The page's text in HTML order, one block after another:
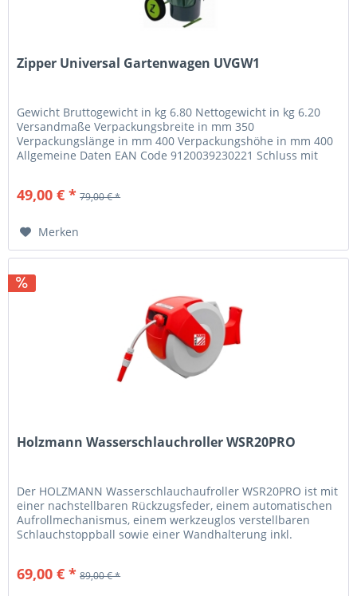
Zipper Universal Gartenwagen UVGW1
Gewicht Bruttogewicht in kg 6.80 Nettogewicht in kg 6.20
Versandmaße Verpackungsbreite in mm 350
Verpackungslänge in mm 400 Verpackungshöhe in mm 400
Allgemeine Daten EAN Code 9120039230221 Schluss mit
49,00 € * 79,00 € *
Merken
Holzmann Wasserschlauchroller WSR20PRO
Der HOLZMANN Wasserschlauchaufroller WSR20PRO ist mit
einer nachstellbaren Rückzugsfeder, einem automatischen
Aufrollmechanismus, einem werkzeuglos verstellbaren
Schlauchstoppball sowie einer Wandhalterung inkl.
69,00 € * 89,00 € *